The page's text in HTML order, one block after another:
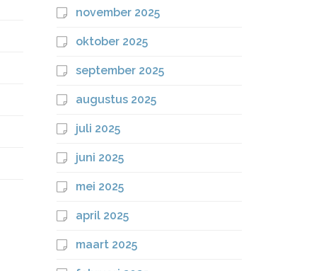
november 2025
oktober 2025
september 2025
augustus 2025
juli 2025
juni 2025
mei 2025
april 2025
maart 2025